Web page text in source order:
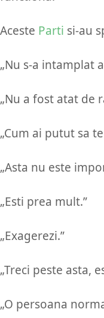
Aceste Parti si-au
„Nu s-a intamplat
„Nu a fost atat de
„Cum ai putut sa
„Asta nu este
„Esti prea mult.”
„Exagerezi.”
„Treci peste asta,
„O persoana